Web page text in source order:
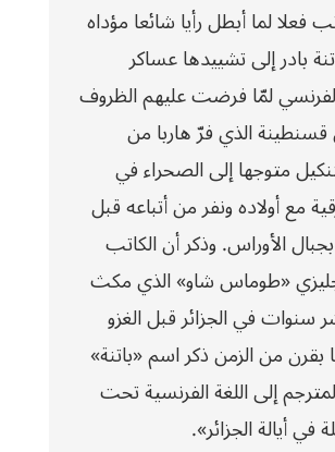
فعلا لما أبطل رأيا شائعا مؤداه
بادر إلى تشييدها عساكر
لمّا فرضت عليهم الظروف
قسنطينة الذي فرّ هاربا من
متوجها إلى الصحراء في
مع أولاده ونفر من أتباعه قبل
الأوراس. وذكر أن الكاتب
«طوماس شاو» الذي مكث
سنوات في الجزائر قبل الغزو
بقرن من الزمن ذكر اسم «باتنة»
إلى اللغة الفرنسية تحت
في أيالة الجزائر».